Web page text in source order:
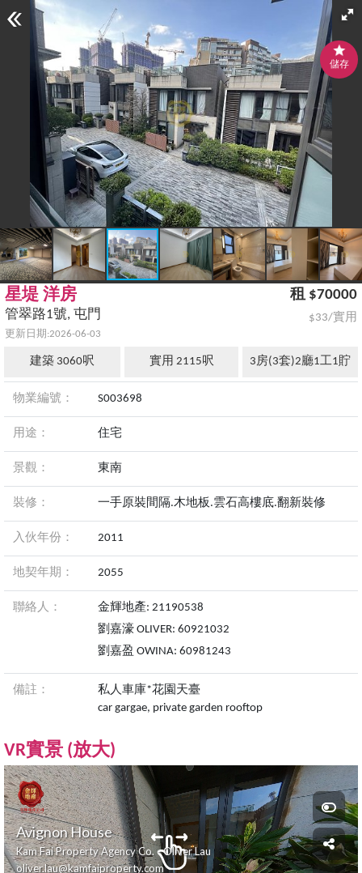
儲存
星堤 洋房
管翠路1號, 屯門
更新日期:2026-06-03
租 $70000
$33/實用
建築 3060呎 實用 2115呎 3房(3套)2廳1工1貯
物業編號： S003698
用途： 住宅
景觀： 東南
裝修： 一手原裝間隔.木地板.雲石高樓底.翻新裝修
入伙年份： 2011
地契年期： 2055
聯絡人：
金輝地產: 21190538
劉嘉濠 OLIVER: 60921032
劉嘉盈 OWINA: 60981243
備註：
私人車庫*花園天臺
car gargae, private garden rooftop
VR實景 (放大)